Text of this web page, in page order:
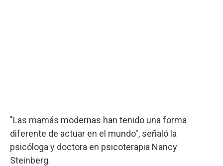
"Las mamás modernas han tenido una forma
diferente de actuar en el mundo", señaló la
psicóloga y doctora en psicoterapia Nancy
Steinberg.